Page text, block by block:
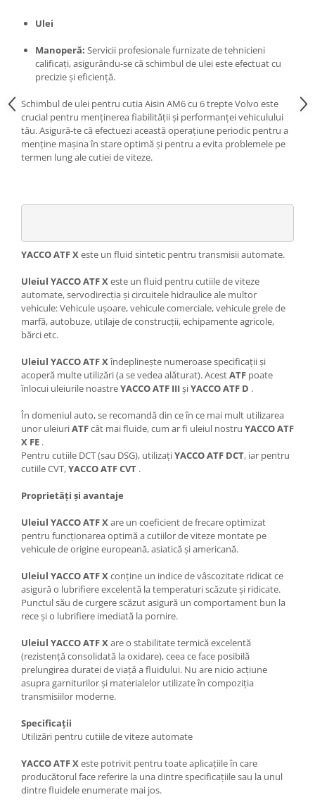
Ulei
Manoperă: Servicii profesionale furnizate de tehnicieni
calificați, asigurându-se că schimbul de ulei este efectuat cu
precizie și eficiență.
Schimbul de ulei pentru cutia Aisin AM6 cu 6 trepte Volvo este
crucial pentru menținerea fiabilității și performanței vehiculului
tău. Asigură-te că efectuezi această operațiune periodic pentru a
menține mașina în stare optimă și pentru a evita problemele pe
termen lung ale cutiei de viteze.
YACCO ATF Xeste un fluid sintetic pentru transmisii automate.
Uleiul YACCO ATF Xeste un fluid pentru cutiile de viteze
automate, servodirecția și circuitele hidraulice ale multor
vehicule: Vehicule ușoare, vehicule comerciale, vehicule grele de
marfă, autobuze, utilaje de construcții, echipamente agricole,
bărci etc.
Uleiul YACCO ATF Xîndeplinește numeroase specificații și
acoperă multe utilizări (a se vedea alăturat). AcestATF poate
înlocui uleiurile noastreYACCO ATF III șiYACCO ATF D .
În domeniul auto, se recomandă din ce în ce mai mult utilizarea
unor uleiuriATFcât mai fluide, cum ar fi uleiul nostru YACCO ATF
X FE .
Pentru cutiile DCT (sau DSG), utilizațiYACCO ATF DCT, iar pentru
cutiile CVT,YACCO ATF CVT .
Proprietăți și avantaje
Uleiul YACCO ATF Xare un coeficient de frecare optimizat
pentru funcționarea optimă a cutiilor de viteze montate pe
vehicule de origine europeană, asiatică și americană.
Uleiul YACCO ATF Xconține un indice de vâscozitate ridicat ce
asigură o lubrifiere excelentă la temperaturi scăzute și ridicate.
Punctul său de curgere scăzut asigură un comportament bun la
rece și o lubrifiere imediată la pornire.
Uleiul YACCO ATF Xare o stabilitate termică excelentă
(rezistență consolidată la oxidare), ceea ce face posibilă
prelungirea duratei de viață a fluidului. Nu are nicio acțiune
asupra garniturilor și materialelor utilizate în compoziția
transmisiilor moderne.
Specificații
Utilizări pentru cutiile de viteze automate
YACCO ATF Xeste potrivit pentru toate aplicațiile în care
producătorul face referire la una dintre specificațiile sau la unul
dintre fluidele enumerate mai jos.